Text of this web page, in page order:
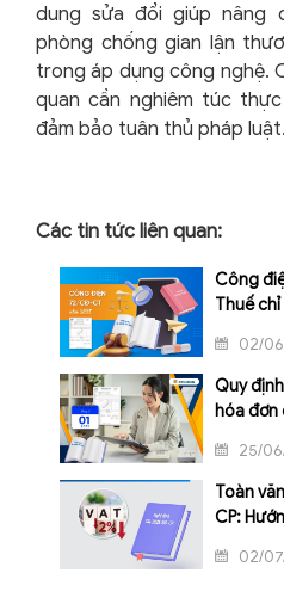
dung sửa đổi giúp nâng
phòng chống gian lận
trong áp dụng công nghệ.
quan cần nghiêm túc
đảm bảo tuân thủ pháp luật.
Các tin tức liên quan:
Công
Thuế
tử
02/
Quy
hóa đơn
25/
Toàn
CP:
204/
02/